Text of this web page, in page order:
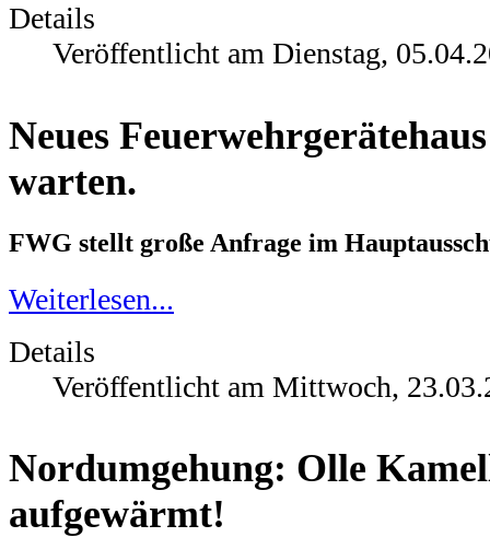
Details
Veröffentlicht am Dienstag,
Neues
warten.
FWG stellt große Anfrage im
Weiterlesen...
Details
Veröffentlicht am Mittwoch,
Nordumgehung: Olle
aufgewärmt!